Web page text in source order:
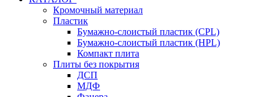
Кромочный материал
Пластик
Бумажно-слоистый пластик (CPL)
Бумажно-слоистый пластик (HPL)
Компакт плита
Плиты без покрытия
ДСП
МДФ